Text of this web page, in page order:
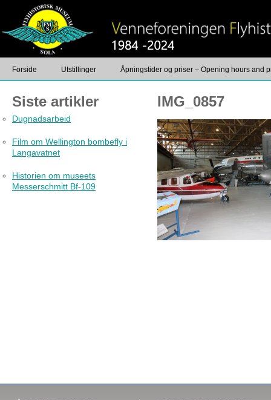
Forside Utstillinger Åpningstider og priser – Opening hours and
Siste artikler
Dugnadsarbeid
Film om Wellington bombefly i
Langavatnet
Historien om museets
Messerschmitt Bf-109
IMG_0857